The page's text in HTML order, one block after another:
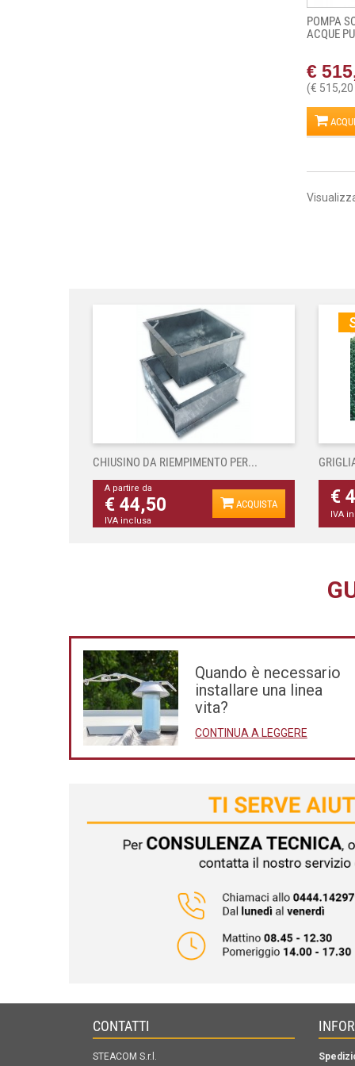
POMPA
ACQUE
€
(€
CHIUSINO DA RIEMPIMENTO PER...
A partire da
€ 44,50
IVA inclusa
ACQUISTA €
IVA
Quando è necessario
installare una linea
vita?
CONTINUA A LEGGERE
CONTATTI
STEACOM S.r.l.